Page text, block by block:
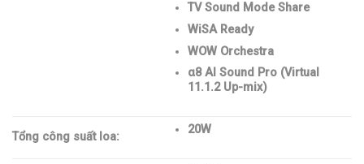
TV Sound Mode Share
WiSA Ready
WOW Orchestra
α8 AI Sound Pro (Virtual
11.1.2 Up-mix)
Tổng công suất loa:
20W